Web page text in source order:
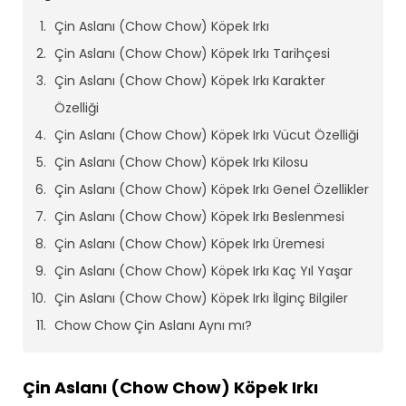
Çin Aslanı (Chow Chow) Köpek Irkı
Çin Aslanı (Chow Chow) Köpek Irkı Tarihçesi
Çin Aslanı (Chow Chow) Köpek Irkı Karakter
Özelliği
Çin Aslanı (Chow Chow) Köpek Irkı Vücut Özelliği
Çin Aslanı (Chow Chow) Köpek Irkı Kilosu
Çin Aslanı (Chow Chow) Köpek Irkı Genel Özellikler
Çin Aslanı (Chow Chow) Köpek Irkı Beslenmesi
Çin Aslanı (Chow Chow) Köpek Irkı Üremesi
Çin Aslanı (Chow Chow) Köpek Irkı Kaç Yıl Yaşar
Çin Aslanı (Chow Chow) Köpek Irkı İlginç Bilgiler
Chow Chow Çin Aslanı Aynı mı?
Çin Aslanı (Chow Chow) Köpek Irkı